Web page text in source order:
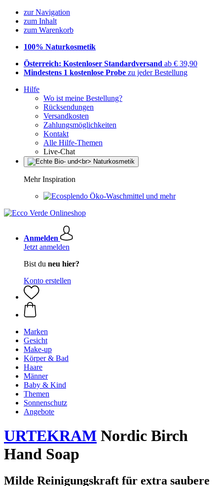
zur Navigation
zum Inhalt
zum Warenkorb
100% Naturkosmetik
Österreich: Kostenloser Standardversand ab € 39,90
Mindestens 1 kostenlose Probe zu jeder Bestellung
Hilfe
Wo ist meine Bestellung?
Rücksendungen
Versandkosten
Zahlungsmöglichkeiten
Kontakt
Alle Hilfe-Themen
Live-Chat
Mehr Inspiration
Öko-Waschmittel und mehr
Anmelden
Jetzt anmelden
Bist du neu hier?
Konto erstellen
Marken
Gesicht
Make-up
Körper & Bad
Haare
Männer
Baby & Kind
Themen
Sonnenschutz
Angebote
URTEKRAM Nordic Birch
Hand Soap
Milde Reinigungskraft für extra saubere